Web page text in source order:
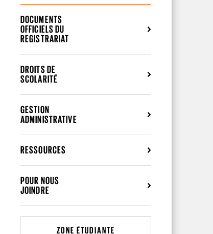
DOCUMENTS
OFFICIELS DU
REGISTRARIAT
DROITS DE
SCOLARITÉ
GESTION
ADMINISTRATIVE
RESSOURCES
POUR NOUS
JOINDRE
ZONE ÉTUDIANTE